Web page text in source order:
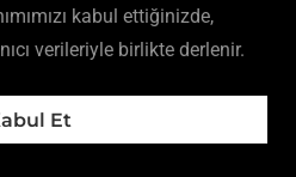
kabul ettiğinizde,
verileriyle birlikte derlenir.
Et